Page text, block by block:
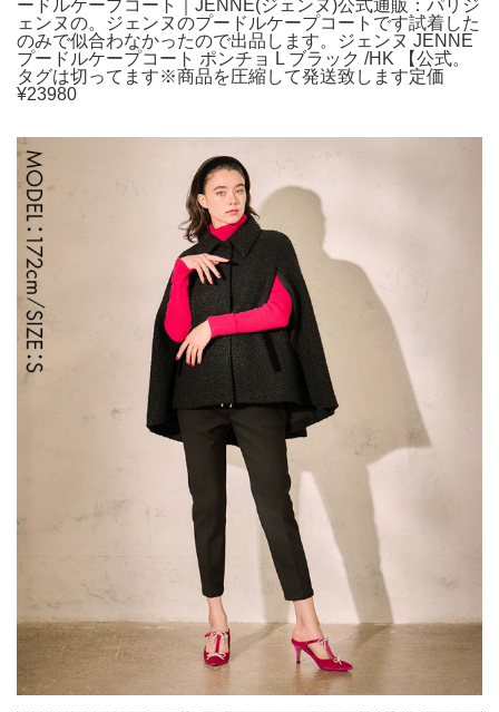
ードルケープコート｜JENNE(ジェンヌ)公式通販：パリジ
ェンヌの。ジェンヌのプードルケープコートです試着した
のみで似合わなかったので出品します。ジェンヌ JENNE
プードルケープコート ポンチョ L ブラック /HK 【公式。
タグは切ってます※商品を圧縮して発送致します定価
¥23980